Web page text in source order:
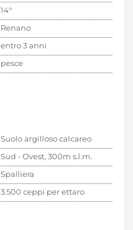
14°
Renano
entro 3 anni
pesce
Suolo argilloso calcareo
Sud - Ovest, 300m s.l.m.
Spalliera
3.500 ceppi per ettaro